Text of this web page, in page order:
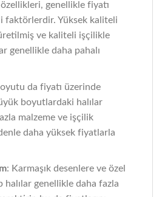
özellikleri, genellikle fiyatı
faktörlerdir. Yüksek kaliteli
ve kaliteli işçilikle
genellikle daha pahalı
da fiyatı üzerinde
boyutlardaki halılar
malzeme ve işçilik
daha yüksek fiyatlarla
: Karmaşık desenlere ve özel
halılar genellikle daha fazla